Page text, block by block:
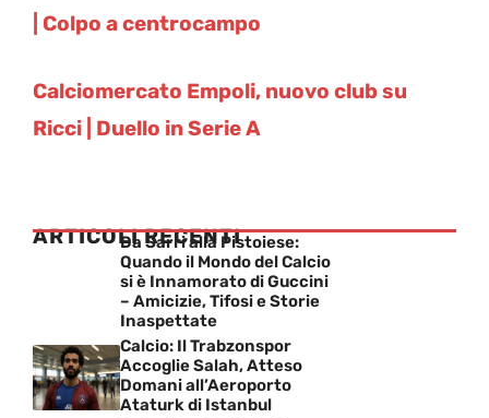
| Colpo a centrocampo
Calciomercato Empoli, nuovo club su
Ricci | Duello in Serie A
ARTICOLI RECENTI
Da Sarri alla Pistoiese:
Quando il Mondo del Calcio
si è Innamorato di Guccini
– Amicizie, Tifosi e Storie
Inaspettate
Calcio: Il Trabzonspor
Accoglie Salah, Atteso
Domani all’Aeroporto
Ataturk di Istanbul